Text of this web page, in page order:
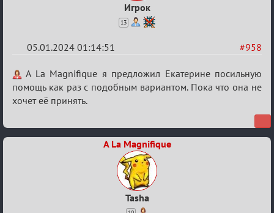
Игрок
13
#958
05.01.2024 01:14:51
Re:
Сумрак
нововведения
A La Magnifique я предложил Екатерине посильную
помощь как раз с подобным вариантом. Пока что она не
хочет её принять.
A La Magnifique
Tasha